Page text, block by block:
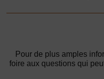
Pour de plus amples
foire aux questions qui